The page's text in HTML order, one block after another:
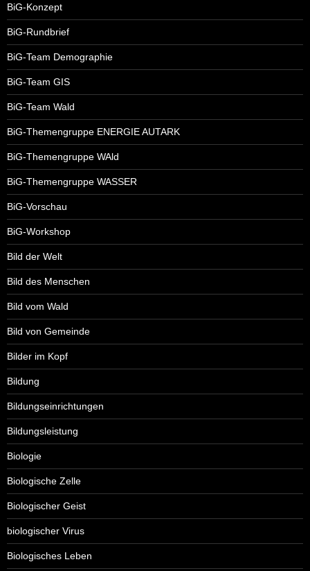
BiG-Konzept
BiG-Rundbrief
BiG-Team Demographie
BiG-Team GIS
BiG-Team Wald
BiG-Themengruppe ENERGIE AUTARK
BiG-Themengruppe WAld
BiG-Themengruppe WASSER
BiG-Vorschau
BiG-Workshop
Bild der Welt
Bild des Menschen
Bild vom Wald
Bild von Gemeinde
Bilder im Kopf
Bildung
Bildungseinrichtungen
Bildungsleistung
Biologie
Biologische Zelle
Biologischer Geist
biologischer Virus
Biologisches Leben